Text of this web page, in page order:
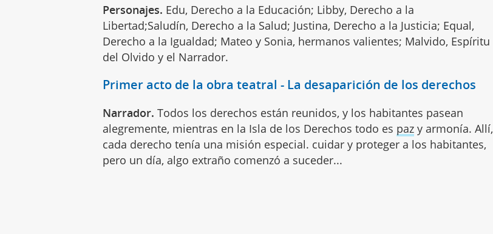
Personajes. Edu, Derecho a la Educación; Libby, Derecho a la
Libertad;Saludín, Derecho a la Salud; Justina, Derecho a la Justicia; Equal,
Derecho a la Igualdad; Mateo y Sonia, hermanos valientes; Malvido, Espíritu
del Olvido y el Narrador.
Primer acto de la obra teatral - La desaparición de los derechos
Narrador.Todos los derechos están reunidos, y los habitantes pasean
alegremente, mientras en la Isla de los Derechos todo es paz y armonía. Allí,
cada derecho tenía una misión especial. cuidar y proteger a los habitantes,
pero un día, algo extraño comenzó a suceder...